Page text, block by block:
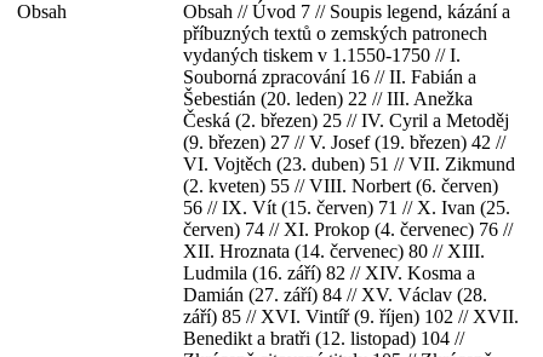
Obsah
Obsah // Úvod 7 // Soupis legend, kázání a
příbuzných textů o zemských patronech
vydaných tiskem v 1.1550-1750 // I.
Souborná zpracování 16 // II. Fabián a
Šebestián (20. leden) 22 // III. Anežka
Česká (2. březen) 25 // IV. Cyril a Metoděj
(9. březen) 27 // V. Josef (19. březen) 42 //
VI. Vojtěch (23. duben) 51 // VII. Zikmund
(2. kveten) 55 // VIII. Norbert (6. červen)
56 // IX. Vít (15. červen) 71 // X. Ivan (25.
červen) 74 // XI. Prokop (4. červenec) 76 //
XII. Hroznata (14. červenec) 80 // XIII.
Ludmila (16. září) 82 // XIV. Kosma a
Damián (27. září) 84 // XV. Václav (28.
září) 85 // XVI. Vintíř (9. říjen) 102 // XVII.
Benedikt a bratři (12. listopad) 104 //